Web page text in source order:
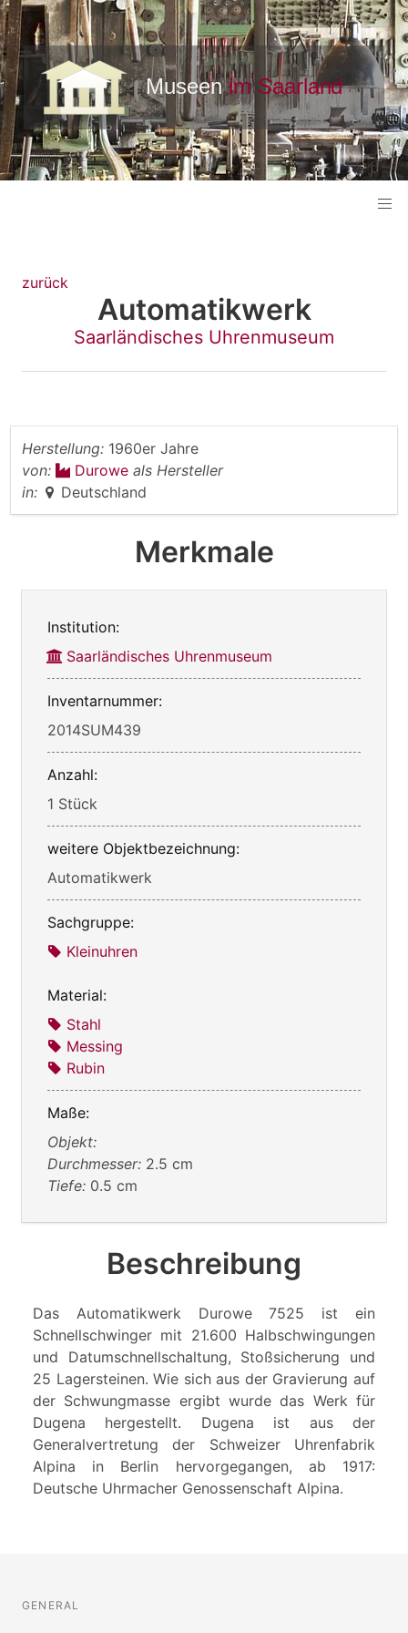
zurück
Automatikwerk
Saarländisches Uhrenmuseum
Herstellung: 1960er Jahre
von:
Durowe als Hersteller
in:
Deutschland
Merkmale
Institution:
Saarländisches Uhrenmuseum
Inventarnummer:
2014SUM439
Anzahl:
1 Stück
weitere Objektbezeichnung:
Automatikwerk
Sachgruppe:
Kleinuhren
Material:
Stahl
Messing
Rubin
Maße:
Objekt:
Durchmesser: 2.5 cm
Tiefe: 0.5 cm
Beschreibung
Das Automatikwerk Durowe 7525 ist ein
Schnellschwinger mit 21.600 Halbschwingungen
und Datumschnellschaltung, Stoßsicherung und
25 Lagersteinen. Wie sich aus der Gravierung auf
der Schwungmasse ergibt wurde das Werk für
Dugena hergestellt. Dugena ist aus der
Generalvertretung der Schweizer Uhrenfabrik
Alpina in Berlin hervorgegangen, ab 1917:
Deutsche Uhrmacher Genossenschaft Alpina.
GENERAL